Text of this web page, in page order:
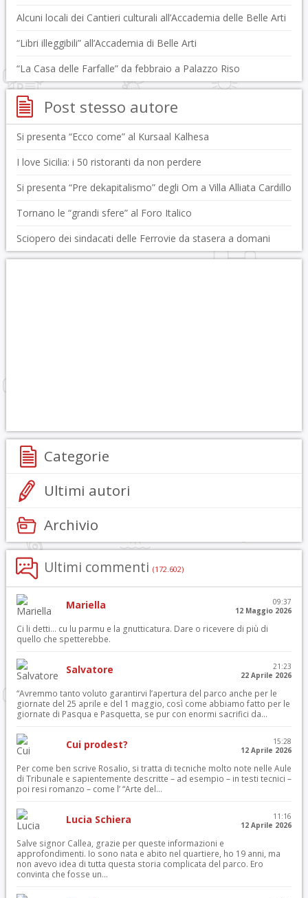
Alcuni locali dei Cantieri culturali all’Accademia delle Belle Arti
“Libri illeggibili” all’Accademia di Belle Arti
“La Casa delle Farfalle” da febbraio a Palazzo Riso
Post stesso autore
Si presenta “Ecco come” al Kursaal Kalhesa
I love Sicilia: i 50 ristoranti da non perdere
Si presenta “Pre dekapitalismo” degli Om a Villa Alliata Cardillo
Tornano le “grandi sfere” al Foro Italico
Sciopero dei sindacati delle Ferrovie da stasera a domani
Categorie
Ultimi autori
Archivio
Ultimi commenti (172.602)
Mariella
09:37
12 Maggio 2026
Ci li detti… cu lu parmu e la gnutticatura. Dare o ricevere di più di
quello che spetterebbe.
Salvatore
21:23
22 Aprile 2026
“Avremmo tanto voluto garantirvi l’apertura del parco anche per le
giornate del 25 aprile e del 1 maggio, così come abbiamo fatto per le
giornate di Pasqua e Pasquetta, se pur con enormi sacrifici da...
Cui prodest?
15:28
12 Aprile 2026
Per come ben scrive Rosalio, si tratta di tecniche molto note nelle Aule
di Tribunale e sapientemente descritte – ad esempio – in testi tecnici –
poi resi romanzo – come l’ “Arte del...
Lucia Schiera
11:16
12 Aprile 2026
Salve signor Callea, grazie per queste informazioni e
approfondimenti. Io sono nata e abito nel quartiere, ho 19 anni, ma
non avevo idea di tutta questa storia complicata del parco. Ero
convinta che fosse un...